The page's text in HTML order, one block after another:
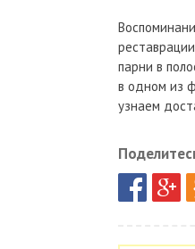
парни в
в одном из
узнаем